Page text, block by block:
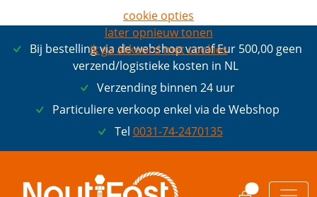
Bij bestelling via de webshop vanaf Eur 500,00 geen
verzend/logistieke kosten in NL
Verzending binnen 24 uur
Particuliere verkoop enkel via de Webshop
Tel 0031-74-2470135
cookie opties
later opnieuw tonen
ik ga akkoord met cookies